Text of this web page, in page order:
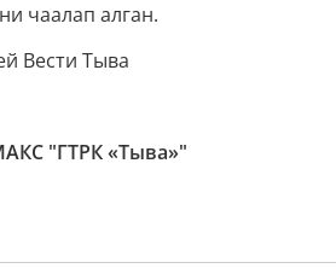
чаалап алган.
Вести Тыва
"ГТРК «Тыва»"